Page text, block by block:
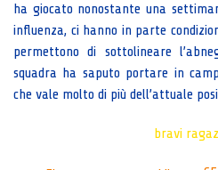
ha giocato nonostante una
influenza, ci hanno in parte
permettono di sottolineare
squadra ha saputo portare in
che vale molto di più dell’attuale
bravi